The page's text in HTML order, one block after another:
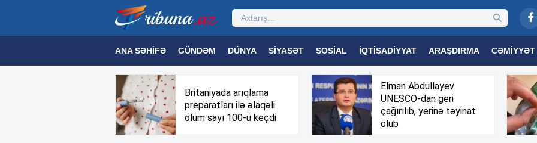
ANA SƏHIFƏ GÜNDƏM DÜNYA SIYASƏT SOSIAL İQTISADIYYAT ARAŞDIRMA CƏMIYYƏT
MƏDƏNIYYƏT TƏHSIL SAĞLAMLIQ MARAQLI TRIBUNA TV
Britaniyada arıqlama
preparatları ilə əlaqəli
ölüm sayı 100-ü keçdi
Elman Abdullayev
UNESCO-dan geri
çağırılıb, yerinə təyinat
olub